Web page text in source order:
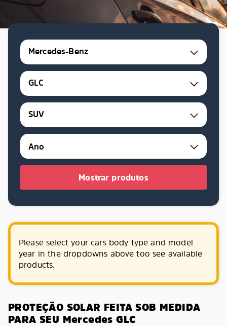
Mercedes-Benz
GLC
SUV
Mostrar produtos
Please select your cars body type and model
year in the dropdowns above too see available
products.
PROTEÇÃO SOLAR FEITA SOB MEDIDA
PARA SEU Mercedes GLC